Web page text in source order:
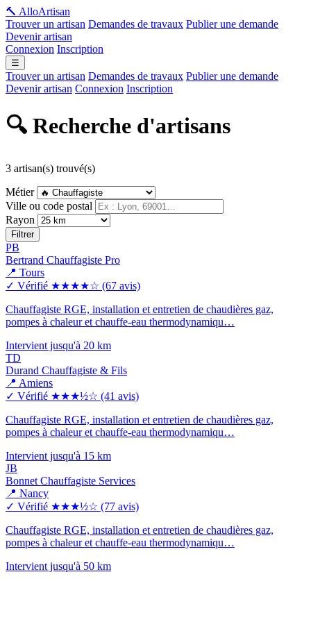
🔨 AlloArtisan
Trouver un artisan Demandes de travaux Publier une demande
Devenir artisan
Connexion Inscription
☰
Trouver un artisan Demandes de travaux Publier une demande
Devenir artisan Connexion Inscription
🔍 Recherche d'artisans
3 artisan(s) trouvé(s)
Métier
Ville ou code postal
Rayon
Filtrer
PB
Bertrand Chauffagiste Pro
📍 Tours
✓ Vérifié ★★★★☆ (67 avis)
Chauffagiste RGE, installation et entretien de chaudières gaz,
pompes à chaleur et chauffe-eau thermodynamiqu…
Intervient jusqu'à 20 km
TD
Durand Chauffagiste & Fils
📍 Amiens
✓ Vérifié ★★★½☆ (41 avis)
Chauffagiste RGE, installation et entretien de chaudières gaz,
pompes à chaleur et chauffe-eau thermodynamiqu…
Intervient jusqu'à 15 km
JB
Bonnet Chauffagiste Services
📍 Nancy
✓ Vérifié ★★★½☆ (77 avis)
Chauffagiste RGE, installation et entretien de chaudières gaz,
pompes à chaleur et chauffe-eau thermodynamiqu…
Intervient jusqu'à 50 km